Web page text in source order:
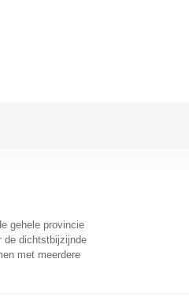
gehele provincie
de dichtstbijzijnde
met meerdere